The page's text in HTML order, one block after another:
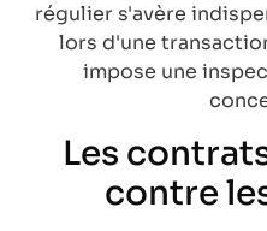
régulier s'avère
lors d'une
impose une
Les
contre